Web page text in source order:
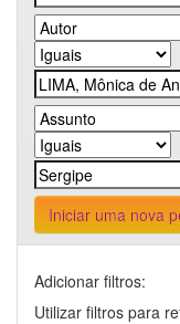
Iniciar uma nova
Adicionar filtros:
Utilizar filtros para